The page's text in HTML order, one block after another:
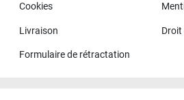
Cookies
Livraison
Formulaire de rétractation